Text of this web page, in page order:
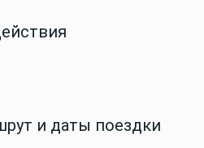
и даты поездки